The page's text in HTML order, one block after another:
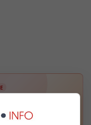
новини във вашия